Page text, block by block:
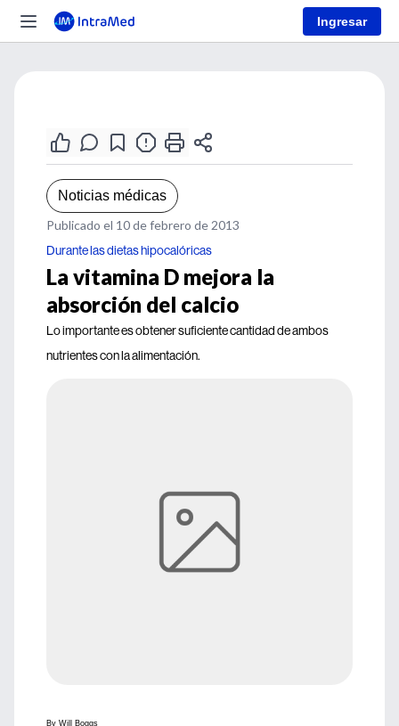
Ingresar
Noticias médicas
Publicado el 10 de febrero de 2013
Durante las dietas hipocalóricas
La vitamina D mejora la
absorción del calcio
Lo importante es obtener suficiente cantidad de ambos
nutrientes con la alimentación.
By Will Boggs